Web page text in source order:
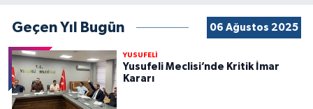
Geçen Yıl Bugün 06 Ağustos 2025
YUSUFELİ
Yusufeli Meclisi’nde Kritik İmar
Kararı